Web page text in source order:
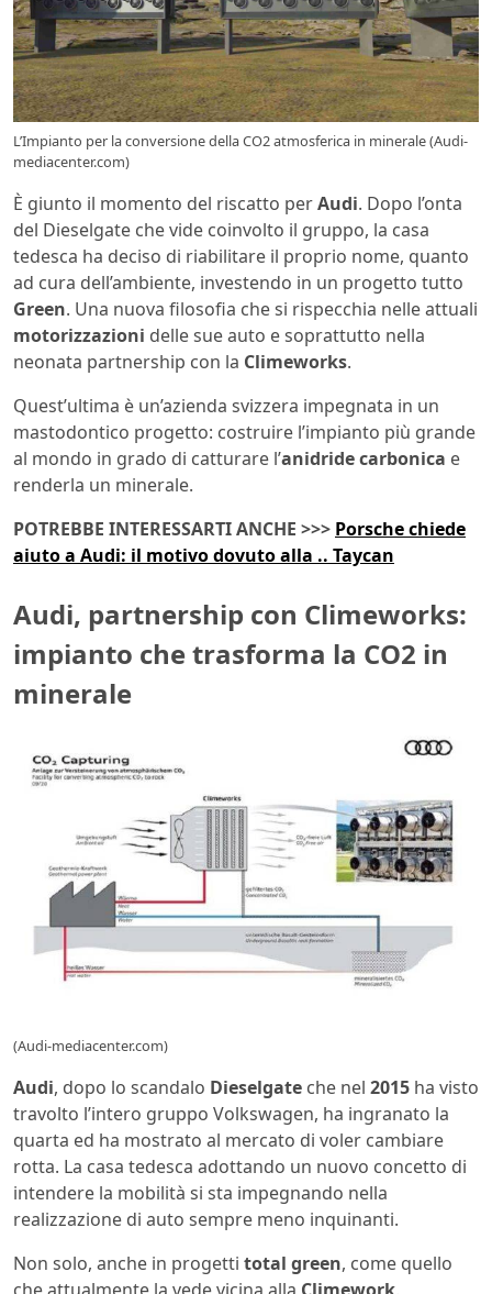
L’Impianto per la conversione della CO2 atmosferica in minerale (Audi-
mediacenter.com)
È giunto il momento del riscatto perAudi. Dopo l’onta
del Dieselgate che vide coinvolto il gruppo, la casa
tedesca ha deciso di riabilitare il proprio nome, quanto
ad cura dell’ambiente, investendo in un progetto tutto
Green. Una nuova filosofia che si rispecchia nelle attuali
motorizzazioni delle sue auto e soprattutto nella
neonata partnership con la Climeworks.
Quest’ultima è un’azienda svizzera impegnata in un
mastodontico progetto: costruire l’impianto più grande
al mondo in grado di catturare l’anidride carbonica e
renderla un minerale.
POTREBBE INTERESSARTI ANCHE >>> Porsche chiede
aiuto a Audi: il motivo dovuto alla .. Taycan
Audi, partnership con Climeworks:
impianto che trasforma la CO2 in
minerale
(Audi-mediacenter.com)
Audi, dopo lo scandalo Dieselgate che nel 2015 ha visto
travolto l’intero gruppo Volkswagen, ha ingranato la
quarta ed ha mostrato al mercato di voler cambiare
rotta. La casa tedesca adottando un nuovo concetto di
intendere la mobilità si sta impegnando nella
realizzazione di auto sempre meno inquinanti.
Non solo, anche in progetti total green, come quello